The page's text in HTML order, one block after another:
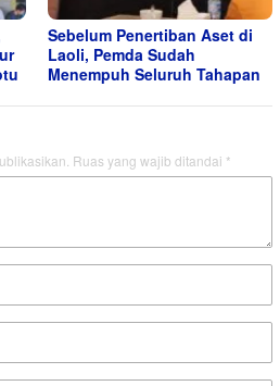
Sebelum Penertiban Aset di
Laoli, Pemda Sudah
Menempuh Seluruh Tahapan
Ruas yang wajib ditandai *